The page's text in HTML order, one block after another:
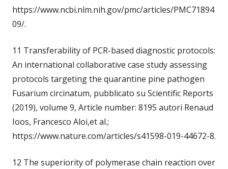
https://www.ncbi.nlm.nih.gov/pmc/articles/PMC71894
09/.
11 Transferability of PCR-based diagnostic protocols:
An international collaborative case study assessing
protocols targeting the quarantine pine pathogen
Fusarium circinatum, pubblicato su Scientific Reports
(2019), volume 9, Article number: 8195 autori Renaud
Ioos, Francesco Aloi,et al.;
https://www.nature.com/articles/s41598-019-44672-8.
12 The superiority of polymerase chain reaction over